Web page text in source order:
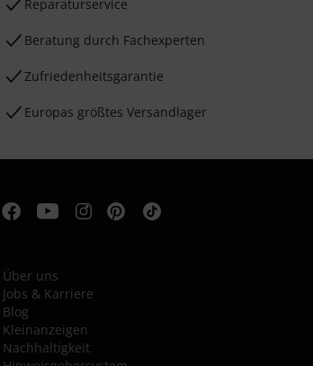
Reparaturservice
Beratung durch Fachexperten
Zufriedenheitsgarantie
Europas größtes Versandlager
Über uns
Jobs & Karriere
Blog
Kleinanzeigen
Nachhaltigkeit